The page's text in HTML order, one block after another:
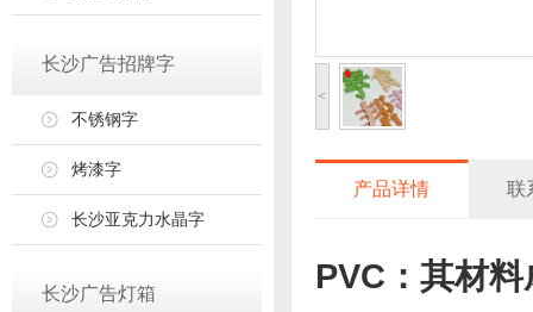
长沙广告招牌字
不锈钢字
烤漆字
长沙亚克力水晶字
长沙广告灯箱
<
产品详情 联
PVC：其材